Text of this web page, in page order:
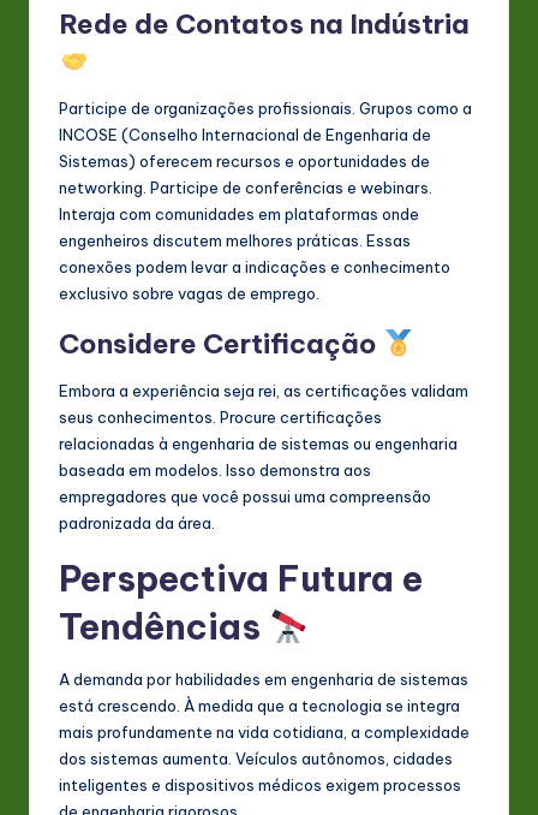
Rede de Contatos na Indústria
Participe de organizações profissionais. Grupos como a
INCOSE (Conselho Internacional de Engenharia de
Sistemas) oferecem recursos e oportunidades de
networking. Participe de conferências e webinars.
Interaja com comunidades em plataformas onde
engenheiros discutem melhores práticas. Essas
conexões podem levar a indicações e conhecimento
exclusivo sobre vagas de emprego.
Considere Certificação
Embora a experiência seja rei, as certificações validam
seus conhecimentos. Procure certificações
relacionadas à engenharia de sistemas ou engenharia
baseada em modelos. Isso demonstra aos
empregadores que você possui uma compreensão
padronizada da área.
Perspectiva Futura e
Tendências
A demanda por habilidades em engenharia de sistemas
está crescendo. À medida que a tecnologia se integra
mais profundamente na vida cotidiana, a complexidade
dos sistemas aumenta. Veículos autônomos, cidades
inteligentes e dispositivos médicos exigem processos